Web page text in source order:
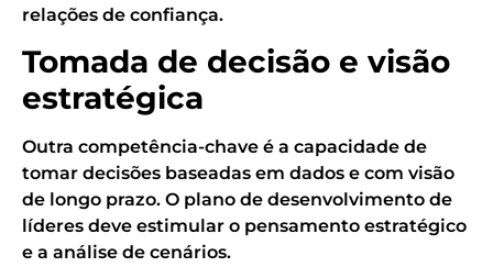
relações de confiança.
Tomada de decisão e visão
estratégica
Outra competência-chave é a capacidade de
tomar decisões baseadas em dados e com visão
de longo prazo. O plano de desenvolvimento de
líderes deve estimular o pensamento estratégico
e a análise de cenários.